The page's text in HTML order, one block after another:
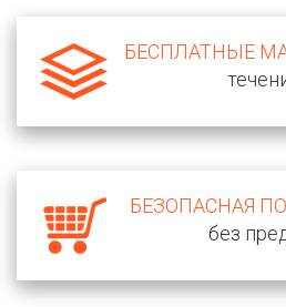
БЕСПЛАТНЫЕ
БЕЗОПАСНАЯ
без